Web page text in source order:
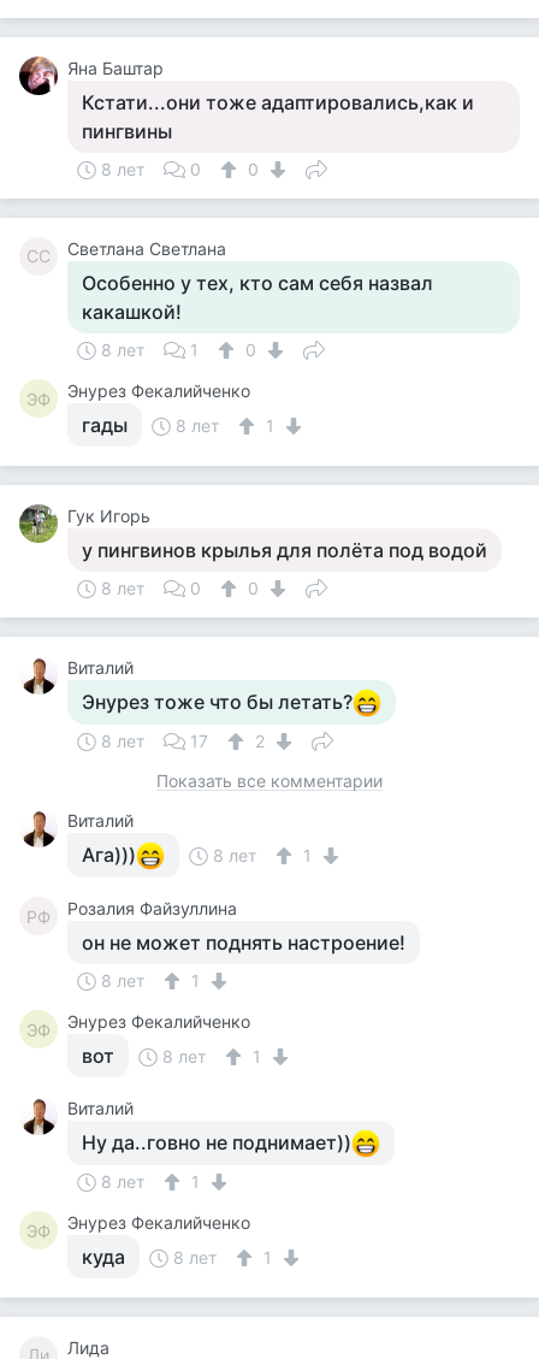
Яна Баштар
Кстати...они тоже адаптировались,как и
пингвины
8 лет 0 0
СС Светлана Светлана
Особенно у тех, кто сам себя назвал
какашкой!
8 лет 1 0
ЭФ Энурез Фекалийченко
гады 8 лет 1
Гук Игорь
у пингвинов крылья для полёта под водой
8 лет 0 0
Виталий
Энурез тоже что бы летать?
8 лет 17
2
Показать все комментарии
Виталий
Ага))) 8 лет 1
РФ Розалия Файзуллина
он не может поднять настроение!
8 лет 1
ЭФ Энурез Фекалийченко
вот 8 лет 1
Виталий
Ну да..говно не поднимает))
8 лет 1
ЭФ Энурез Фекалийченко
куда 8 лет 1
Ли Лида